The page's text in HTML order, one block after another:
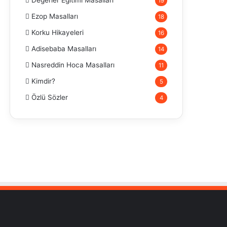
Ezop Masalları 18
Korku Hikayeleri 16
Adisebaba Masalları 14
Nasreddin Hoca Masalları 11
Kimdir? 5
Özlü Sözler 4